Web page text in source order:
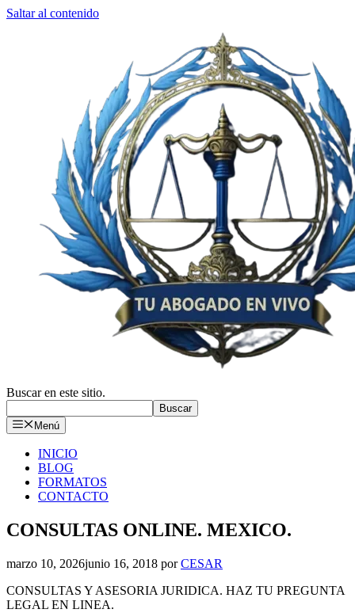
Saltar al contenido
Buscar en este sitio.
Buscar
Menú
INICIO
BLOG
FORMATOS
CONTACTO
CONSULTAS ONLINE. MEXICO.
marzo 10, 2026junio 16, 2018 porCESAR
CONSULTAS Y ASESORIA JURIDICA. HAZ TU PREGUNTA
LEGAL EN LINEA.